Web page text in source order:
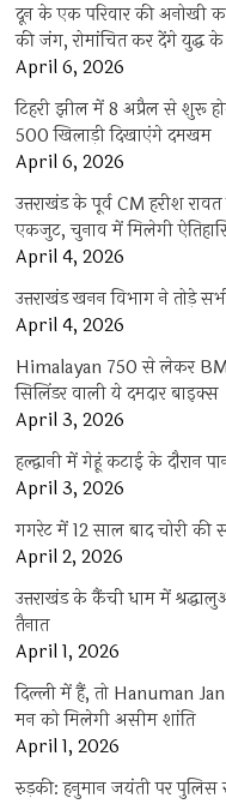
दून के एक परिवार की अनोखी
की जंग, रोमांचित कर देंगे युद्ध
April 6, 2026
टिहरी झील में 8 अप्रैल से शुरू
500 खिलाड़ी दिखाएंगे दमखम
April 6, 2026
उत्तराखंड के पूर्व CM हरीश
एकजुट, चुनाव में मिलेगी
April 4, 2026
उत्तराखंड खनन विभाग ने तोड़े
April 4, 2026
Himalayan 750 से लेकर
सिलिंडर वाली ये दमदार बाइक्स
April 3, 2026
हल्द्वानी में गेहूं कटाई के दौरान
April 3, 2026
गगरेट में 12 साल बाद चोरी की
April 2, 2026
उत्तराखंड के कैंची धाम में
तैनात
April 1, 2026
दिल्ली में हैं, तो Hanuman
मन को मिलेगी असीम शांति
April 1, 2026
रुड़की: हनुमान जयंती पर पुलिस